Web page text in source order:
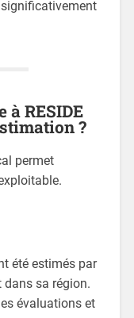
RESIDE
?
permet
été estimés par
dans sa région.
évaluations et